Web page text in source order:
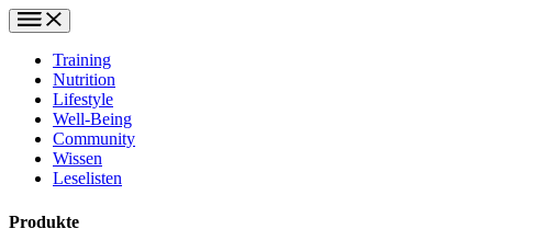
Training
Nutrition
Lifestyle
Well-Being
Community
Wissen
Leselisten
Produkte